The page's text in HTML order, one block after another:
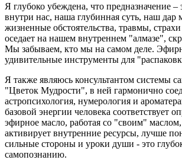
Я глубоко убеждена, что предназначение –
внутри нас, наша глубинная суть, наш дар
жизненные обстоятельства, травмы,
оседает на нашем внутреннем "алмазе",
Мы забываем, кто мы на самом деле.
удивительные инструменты для
Я также являюсь консультантом системы
"Цветок Мудрости", в ней гармонично
астропсихология, нумерология и
базовой энергии человека соответствует
эфирное масло, работая со "своим"
активирует внутренние ресурсы, лучше
сильные стороны и уроки души - это
самопознанию.